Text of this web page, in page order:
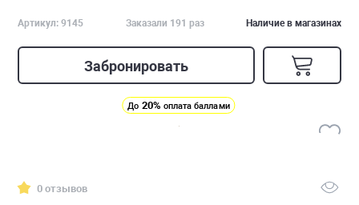
Артикул: 9145 Заказали 191 раз Наличие в магазинах
Забронировать
До 20% оплата баллами
0 отзывов